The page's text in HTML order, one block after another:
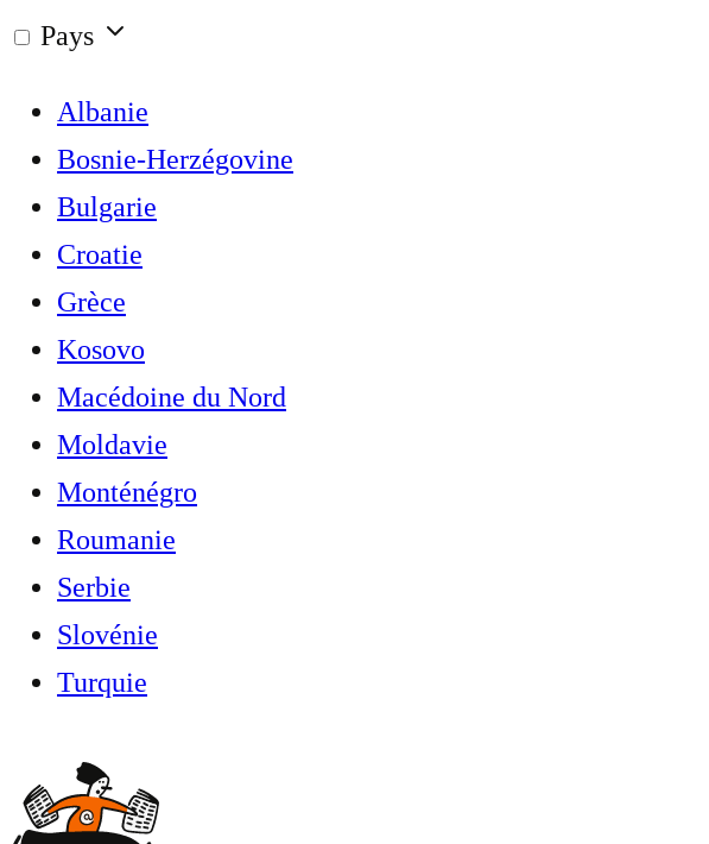
Pays
Albanie
Bosnie-Herzégovine
Bulgarie
Croatie
Grèce
Kosovo
Macédoine du Nord
Moldavie
Monténégro
Roumanie
Serbie
Slovénie
Turquie